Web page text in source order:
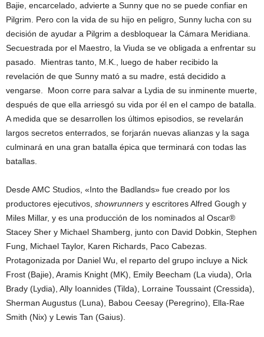
Bajie, encarcelado, advierte a Sunny que no se puede confiar en
Pilgrim. Pero con la vida de su hijo en peligro, Sunny lucha con su
decisión de ayudar a Pilgrim a desbloquear la Cámara Meridiana.
Secuestrada por el Maestro, la Viuda se ve obligada a enfrentar su
pasado. Mientras tanto, M.K., luego de haber recibido la
revelación de que Sunny mató a su madre, está decidido a
vengarse. Moon corre para salvar a Lydia de su inminente muerte,
después de que ella arriesgó su vida por él en el campo de batalla.
A medida que se desarrollen los últimos episodios, se revelarán
largos secretos enterrados, se forjarán nuevas alianzas y la saga
culminará en una gran batalla épica que terminará con todas las
batallas.
Desde AMC Studios, «Into the Badlands» fue creado por los
productores ejecutivos, showrunners y escritores Alfred Gough y
Miles Millar, y es una producción de los nominados al Oscar®
Stacey Sher y Michael Shamberg, junto con David Dobkin, Stephen
Fung, Michael Taylor, Karen Richards, Paco Cabezas.
Protagonizada por Daniel Wu, el reparto del grupo incluye a Nick
Frost (Bajie), Aramis Knight (MK), Emily Beecham (La viuda), Orla
Brady (Lydia), Ally Ioannides (Tilda), Lorraine Toussaint (Cressida),
Sherman Augustus (Luna), Babou Ceesay (Peregrino), Ella-Rae
Smith (Nix) y Lewis Tan (Gaius).